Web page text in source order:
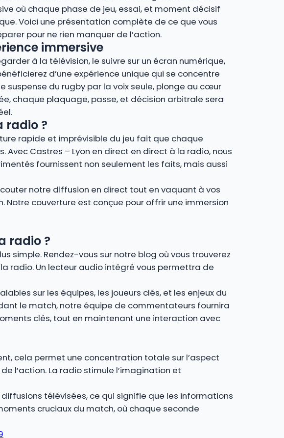
où chaque phase de jeu, essai, et moment décisif
Voici une présentation complète de ce que vous
pour ne rien manquer de l’action.
immersive
à la télévision, le suivre sur un écran numérique,
d’une expérience unique qui se concentre
suspense du rugby par la voix seule, plonge au cœur
chaque plaquage, passe, et décision arbitrale sera
radio ?
rapide et imprévisible du jeu fait que chaque
Castres – Lyon en direct en direct à la radio, nous
fournissent non seulement les faits, mais aussi
notre diffusion en direct tout en vaquant à vos
couverture est conçue pour offrir une immersion
radio ?
simple. Rendez-vous sur notre blog où vous trouverez
radio. Un lecteur audio intégré vous permettra de
sur les équipes, les joueurs clés, et les enjeux du
le match, notre équipe de commentateurs fournira
clés, tout en maintenant une interaction avec
cela permet une concentration totale sur l’aspect
l’action. La radio stimule l’imagination et
télévisées, ce qui signifie que les informations
cruciaux du match, où chaque seconde